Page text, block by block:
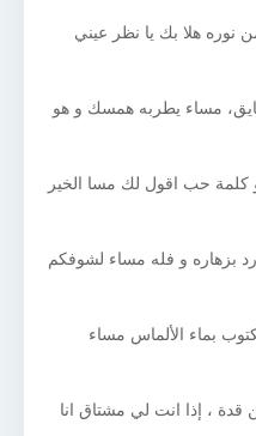
نوره هلا بك يا نظر عيني
مساء يطربه همسك و هو
حب اقول لك مسا الخير
بزهاره و فله مساء لشوفكم
بماء الألماس مساء
، إذا انت لي مشتاق انا